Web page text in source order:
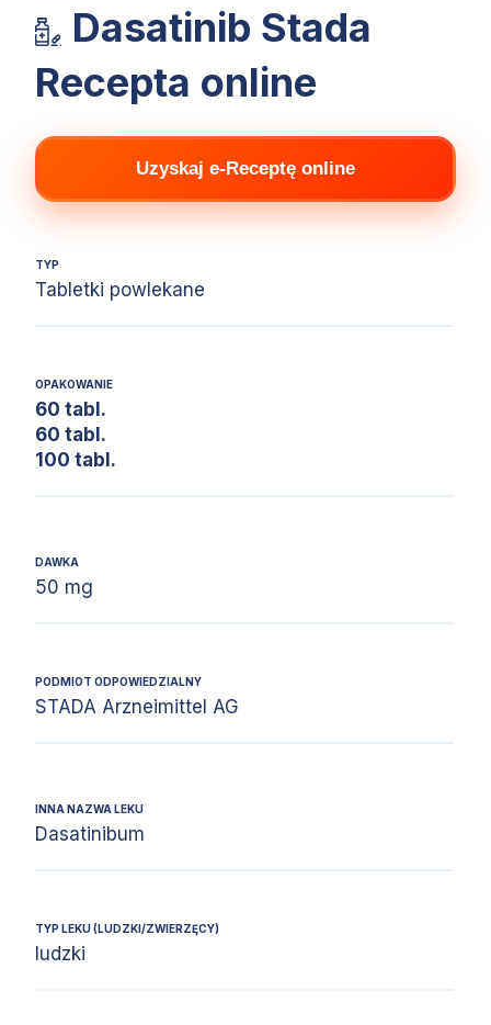
Dasatinib Stada
Recepta online
Uzyskaj e-Receptę online
TYP
Tabletki powlekane
OPAKOWANIE
60 tabl.
60 tabl.
100 tabl.
DAWKA
50 mg
PODMIOT ODPOWIEDZIALNY
STADA Arzneimittel AG
INNA NAZWA LEKU
Dasatinibum
TYP LEKU (LUDZKI/ZWIERZĘCY)
ludzki